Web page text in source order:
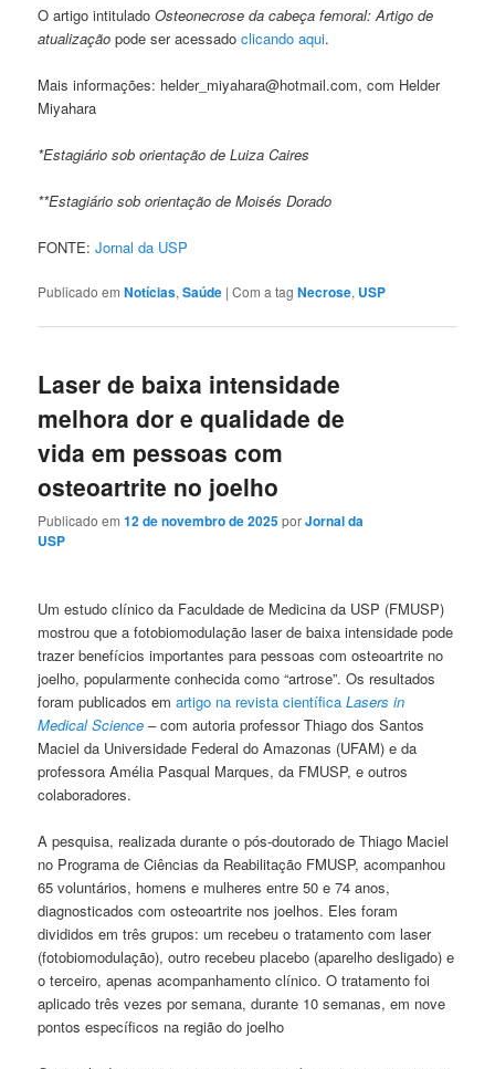
O artigo intituladoOsteonecrose da cabeça femoral: Artigo de
atualização pode ser acessadoclicando aqui.
Mais informações: helder_miyahara@hotmail.com, com Helder
Miyahara
*Estagiário sob orientação de Luiza Caires
**Estagiário sob orientação de Moisés Dorado
FONTE:Jornal da USP
Publicado em Notícias,Saúde |Com a tagNecrose, USP
Laser de baixa intensidade
melhora dor e qualidade de
vida em pessoas com
osteoartrite no joelho
Publicado em12 de novembro de 2025porJornal da
USP
Um estudo clínico da Faculdade de Medicina da USP (FMUSP)
mostrou que a fotobiomodulação laser de baixa intensidade pode
trazer benefícios importantes para pessoas com osteoartrite no
joelho, popularmente conhecida como “artrose”. Os resultados
foram publicados emartigo na revista científicaLasers in
Medical Science – com autoria professor Thiago dos Santos
Maciel da Universidade Federal do Amazonas (UFAM) e da
professora Amélia Pasqual Marques, da FMUSP, e outros
colaboradores.
A pesquisa, realizada durante o pós-doutorado de Thiago Maciel
no Programa de Ciências da Reabilitação FMUSP, acompanhou
65 voluntários, homens e mulheres entre 50 e 74 anos,
diagnosticados com osteoartrite nos joelhos. Eles foram
divididos em três grupos: um recebeu o tratamento com laser
(fotobiomodulação), outro recebeu placebo (aparelho desligado) e
o terceiro, apenas acompanhamento clínico. O tratamento foi
aplicado três vezes por semana, durante 10 semanas, em nove
pontos específicos na região do joelho